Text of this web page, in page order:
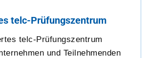
telc-Prüfungszentrum
telc-Prüfungszentrum
und Teilnehmenden